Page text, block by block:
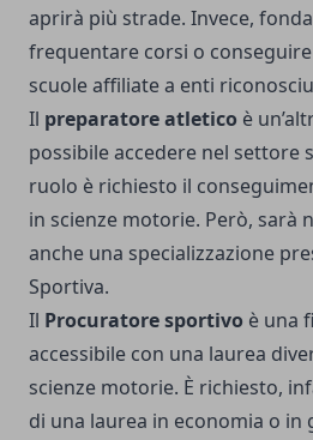
aprirà più strade. Invece,
frequentare corsi o
scuole affiliate a enti
Il preparatore atletico è
possibile accedere nel settore
ruolo è richiesto il
in scienze motorie. Però, sarà
anche una specializzazione
Sportiva.
Il Procuratore sportivo è una
accessibile con una laurea
scienze motorie. È richiesto,
di una laurea in economia o